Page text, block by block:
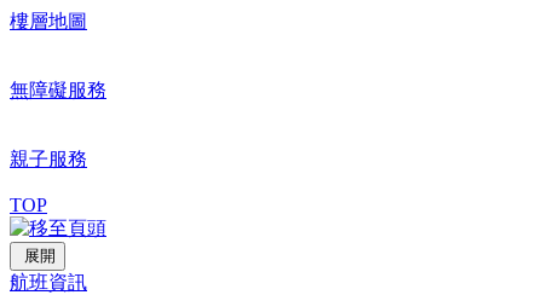
樓層地圖
無障礙服務
親子服務
TOP
展開
航班資訊